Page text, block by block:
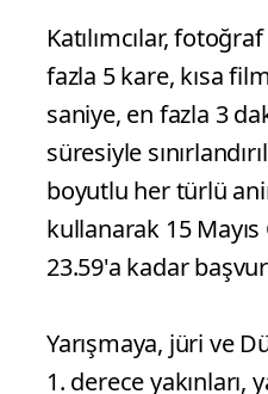
Katılımcılar,
fazla 5 kare, kısa
saniye, en fazla 3
süresiyle
boyutlu her türlü
kullanarak 15
23.59'a kadar
Yarışmaya, jüri ve
1. derece yakınları,